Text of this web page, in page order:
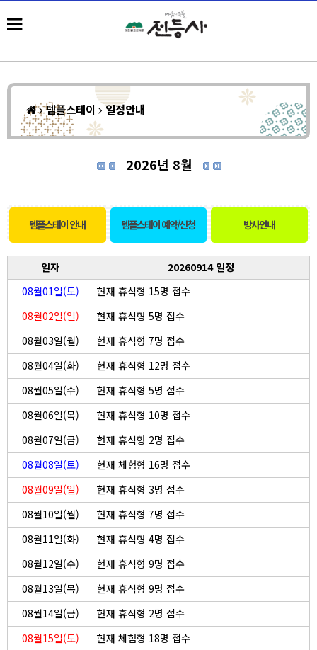
템플스테이 일정안내
2026년 8월
템플스테이 안내 템플스테이 예약/신청 방사안내
일자
20260914 일정
08월01일(토)
현재 휴식형 15명 접수
08월02일(일)
현재 휴식형 5명 접수
08월03일(월)
현재 휴식형 7명 접수
08월04일(화)
현재 휴식형 12명 접수
08월05일(수)
현재 휴식형 5명 접수
08월06일(목)
현재 휴식형 10명 접수
08월07일(금)
현재 휴식형 2명 접수
08월08일(토)
현재 체험형 16명 접수
08월09일(일)
현재 휴식형 3명 접수
08월10일(월)
현재 휴식형 7명 접수
08월11일(화)
현재 휴식형 4명 접수
08월12일(수)
현재 휴식형 9명 접수
08월13일(목)
현재 휴식형 9명 접수
08월14일(금)
현재 휴식형 2명 접수
08월15일(토)
현재 체험형 18명 접수